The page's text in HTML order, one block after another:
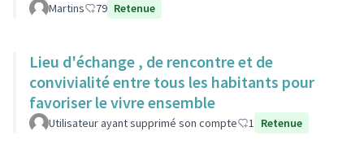
Martins 79 Retenue
Lieu d'échange , de rencontre et de
convivialité entre tous les habitants pour
favoriser le vivre ensemble
Utilisateur ayant supprimé son compte 1 Retenue